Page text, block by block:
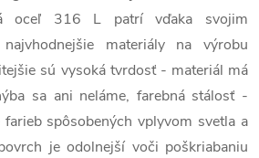
oceľ 316 L patrí vďaka svojim
materiály na výrobu
sú vysoká tvrdosť - materiál má
sa ani neláme, farebná stálosť -
farieb spôsobených vplyvom svetla a
je odolnejší voči poškriabaniu